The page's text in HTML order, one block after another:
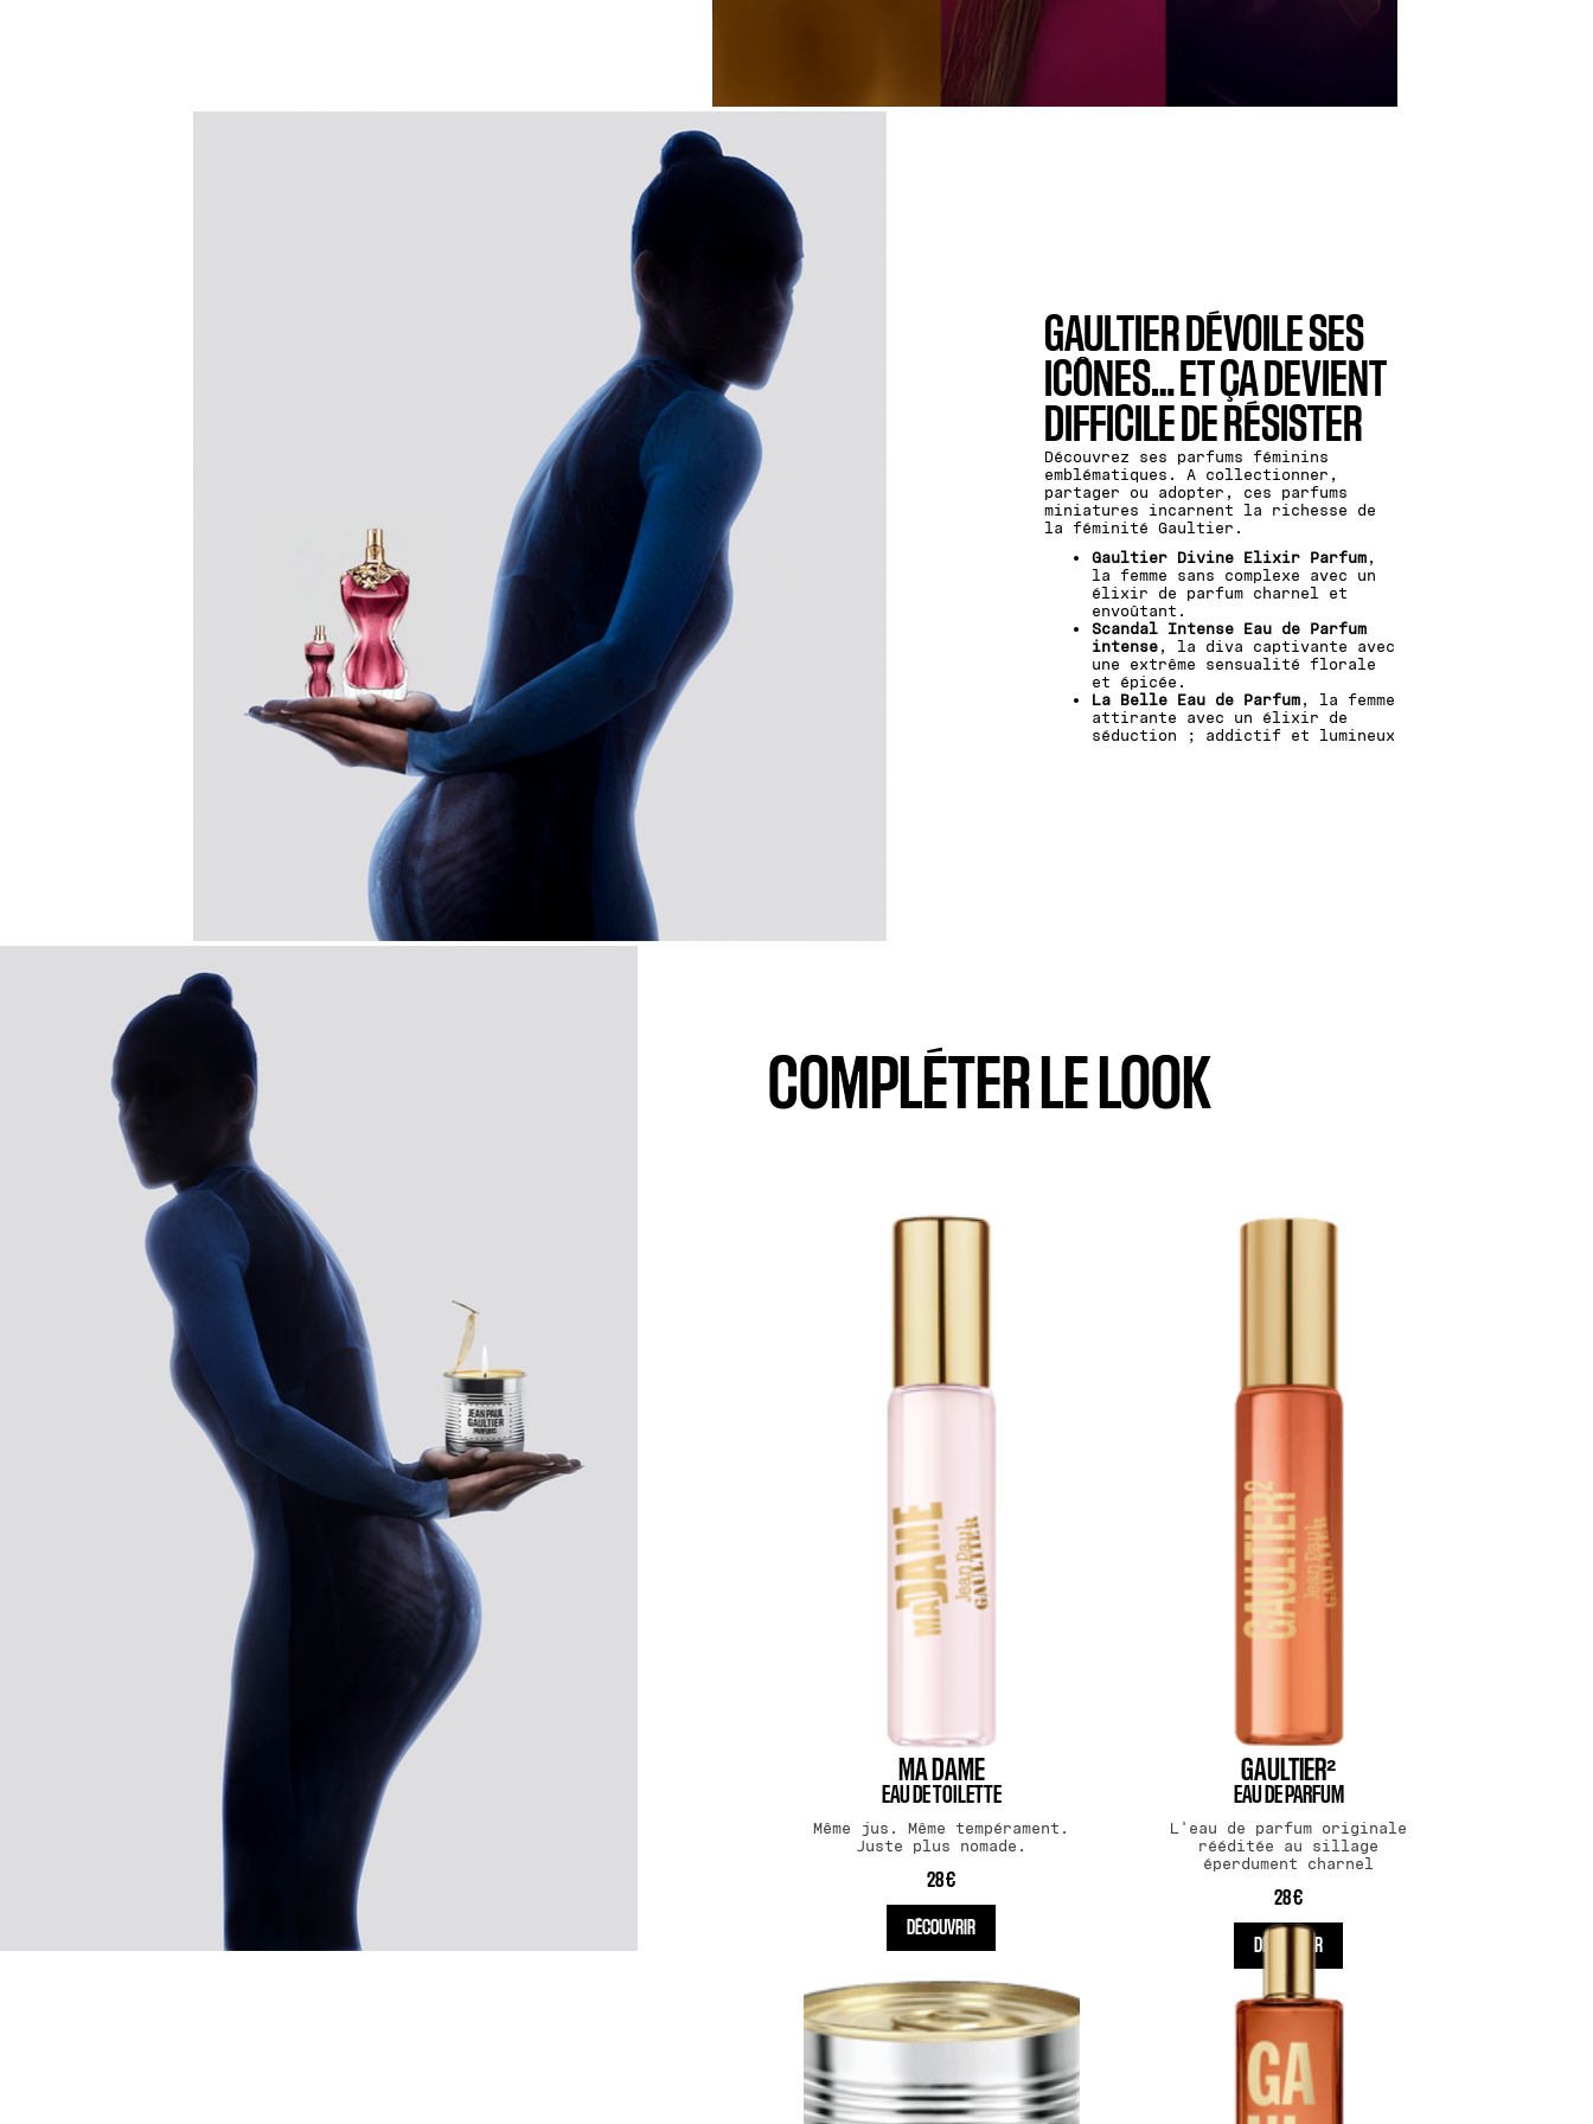
GAULTIER DÉVOILE SES
ICÔNES… ET ÇA DEVIENT
DIFFICILE DE RÉSISTER
Découvrez ses parfums féminins
emblématiques. A collectionner,
partager ou adopter, ces parfums
miniatures incarnent la richesse de
la féminité Gaultier.
Gaultier Divine Elixir Parfum ,
la femme sans complexe avec un
élixir de parfum charnel et
envoûtant.
Scandal Intense Eau de Parfum
intense , la diva captivante avec
une extrême sensualité florale
et épicée.
La Belle Eau de Parfum , la femme
attirante avec un élixir de
séduction ; addictif et lumineux
COMPLÉTER LE LOOK
MA DAME
EAU DE TOILETTE
Même jus. Même tempérament.
Juste plus nomade.
28 €
DÉCOUVRIR
GAULTIER²
EAU DE PARFUM
L'eau de parfum originale
rééditée au sillage
éperdument charnel
28 €
DÉCOUVRIR